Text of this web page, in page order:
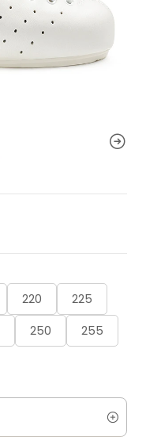
220
225
250
255